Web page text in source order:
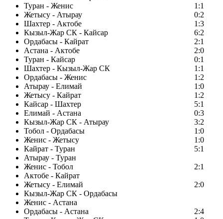
Туран - Женис
1:1
Жетысу - Атырау
0:2
Шахтер - Актобе
1:3
Кызыл-Жар СК - Кайсар
6:2
Ордабасы - Кайрат
2:1
Астана - Актобе
2:0
Туран - Кайсар
0:1
Шахтер - Кызыл-Жар СК
1:1
Ордабасы - Женис
1:2
Атырау - Елимай
1:0
Жетысу - Кайрат
1:2
Кайсар - Шахтер
5:1
Елимай - Астана
0:3
Кызыл-Жар СК - Атырау
3:2
Тобол - Ордабасы
1:0
Женис - Жетысу
1:0
Кайрат - Туран
5:1
Атырау - Туран
Женис - Тобол
2:1
Актобе - Кайрат
Жетысу - Елимай
2:0
Кызыл-Жар СК - Ордабасы
Женис - Астана
Ордабасы - Астана
2:4